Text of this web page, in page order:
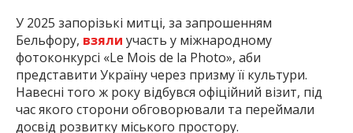
У 2025 запорізькі митці, за запрошенням
Бельфору, взяли участь у міжнародному
фотоконкурсі «Le Mois de la Photo», аби
представити Україну через призму її культури.
Навесні того ж року відбувся офіційний візит, під
час якого сторони обговорювали та переймали
досвід розвитку міського простору.